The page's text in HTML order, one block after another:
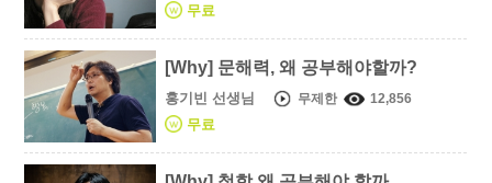
무료
[Why] 문해력, 왜 공부해야할까?
홍기빈 선생님 무제한 12,856
무료